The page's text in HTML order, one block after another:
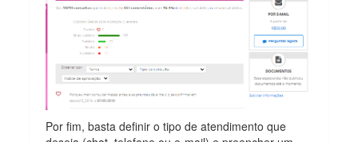
Por fim, basta definir o tipo de atendimento que